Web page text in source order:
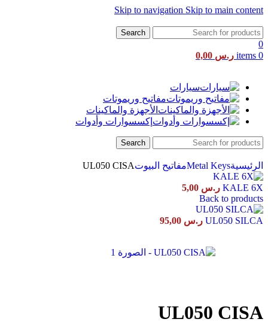
Skip to navigation Skip to main content
Search
0
0
items ر.س
سيارات
مفاتيح وريموتات
الأجهزة والماكينات
إكسسوارات وأدوات
Search
الرئيسيةMetal Keysمفاتيح البيوتUL050 CISA
KALE 6X ر.س
Back to products
UL050 SILCA ر.س
UL050 CISA